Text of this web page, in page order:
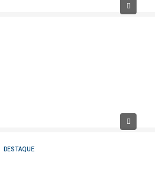
DESTAQUE